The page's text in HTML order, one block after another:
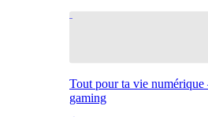
Tout pour ta vie numérique
gaming